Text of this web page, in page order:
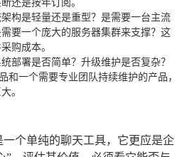
构是轻量还是重型？是需要一台主流
要一个庞大的服务器集群来支撑？这
购成本。
部署是否简单？升级维护是否复杂？
和一个需要专业团队持续维护的产品，
。
个单纯的聊天工具，它更应是企